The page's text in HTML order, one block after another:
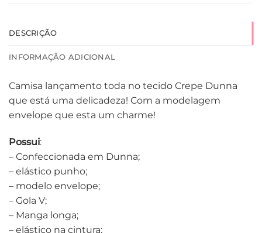
DESCRIÇÃO
INFORMAÇÃO ADICIONAL
Camisa lançamento toda no tecido Crepe Dunna
que está uma delicadeza! Com a modelagem
envelope que esta um charme!
Possui:
– Confeccionada em Dunna;
– elástico punho;
– modelo envelope;
– Gola V;
– Manga longa;
– elástico na cintura;